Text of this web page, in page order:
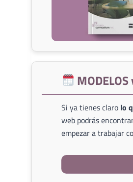
MODELOS
Si ya tienes claro lo
web podrás
empezar a trabajar